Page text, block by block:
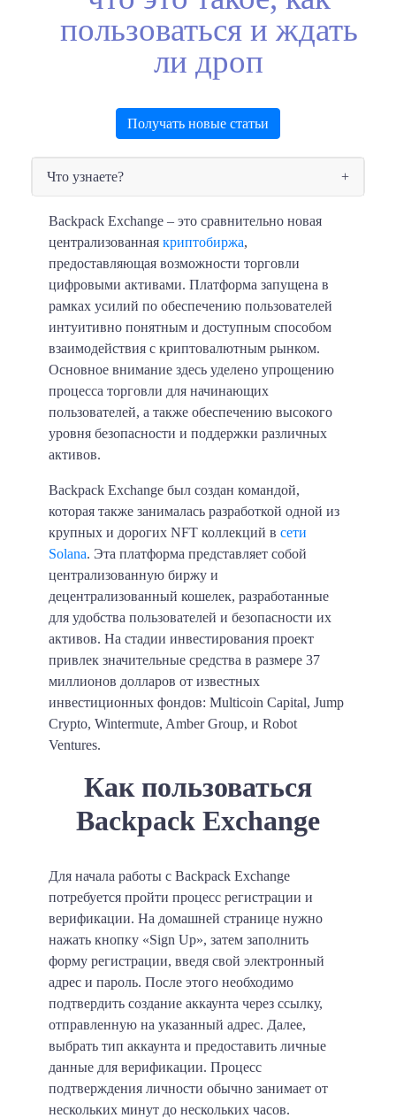
пользоваться и ждать
ли дроп
Получать новые статьи
Что узнаете?
Backpack Exchange – это сравнительно новая
централизованная криптобиржа,
предоставляющая возможности торговли
цифровыми активами. Платформа запущена в
рамках усилий по обеспечению пользователей
интуитивно понятным и доступным способом
взаимодействия с криптовалютным рынком.
Основное внимание здесь уделено упрощению
процесса торговли для начинающих
пользователей, а также обеспечению высокого
уровня безопасности и поддержки различных
активов.
Backpack Exchange был создан командой,
которая также занималась разработкой одной из
крупных и дорогих NFT коллекций в сети
Solana. Эта платформа представляет собой
централизованную биржу и
децентрализованный кошелек, разработанные
для удобства пользователей и безопасности их
активов. На стадии инвестирования проект
привлек значительные средства в размере 37
миллионов долларов от известных
инвестиционных фондов: Multicoin Capital, Jump
Crypto, Wintermute, Amber Group, и Robot
Ventures.
Как пользоваться
Backpack Exchange
Для начала работы с Backpack Exchange
потребуется пройти процесс регистрации и
верификации. На домашней странице нужно
нажать кнопку «Sign Up», затем заполнить
форму регистрации, введя свой электронный
адрес и пароль. После этого необходимо
подтвердить создание аккаунта через ссылку,
отправленную на указанный адрес. Далее,
выбрать тип аккаунта и предоставить личные
данные для верификации. Процесс
подтверждения личности обычно занимает от
нескольких минут до нескольких часов.